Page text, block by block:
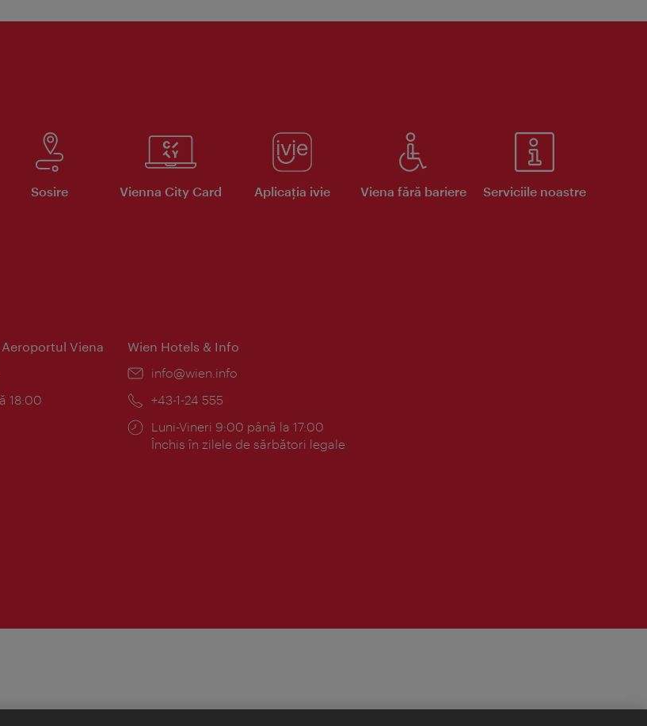
Sosire Vienna City Card Aplicaţia ivie Viena fără bariere Serviciile noastre
Viena
18:00
Wien Hotels & Info
E-
info@wien.info
Telefon:
+43-1-24 555
Program:
Luni-Vineri 9:00 până la 17:00
Închis în zilele de sărbători legale